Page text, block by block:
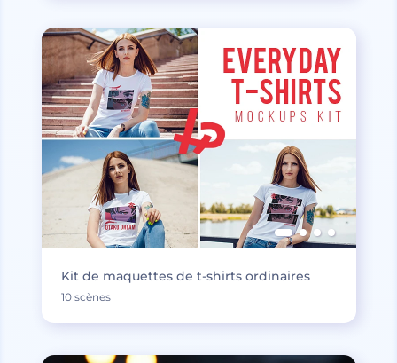
Kit de maquettes de t-shirts ordinaires
10 scènes